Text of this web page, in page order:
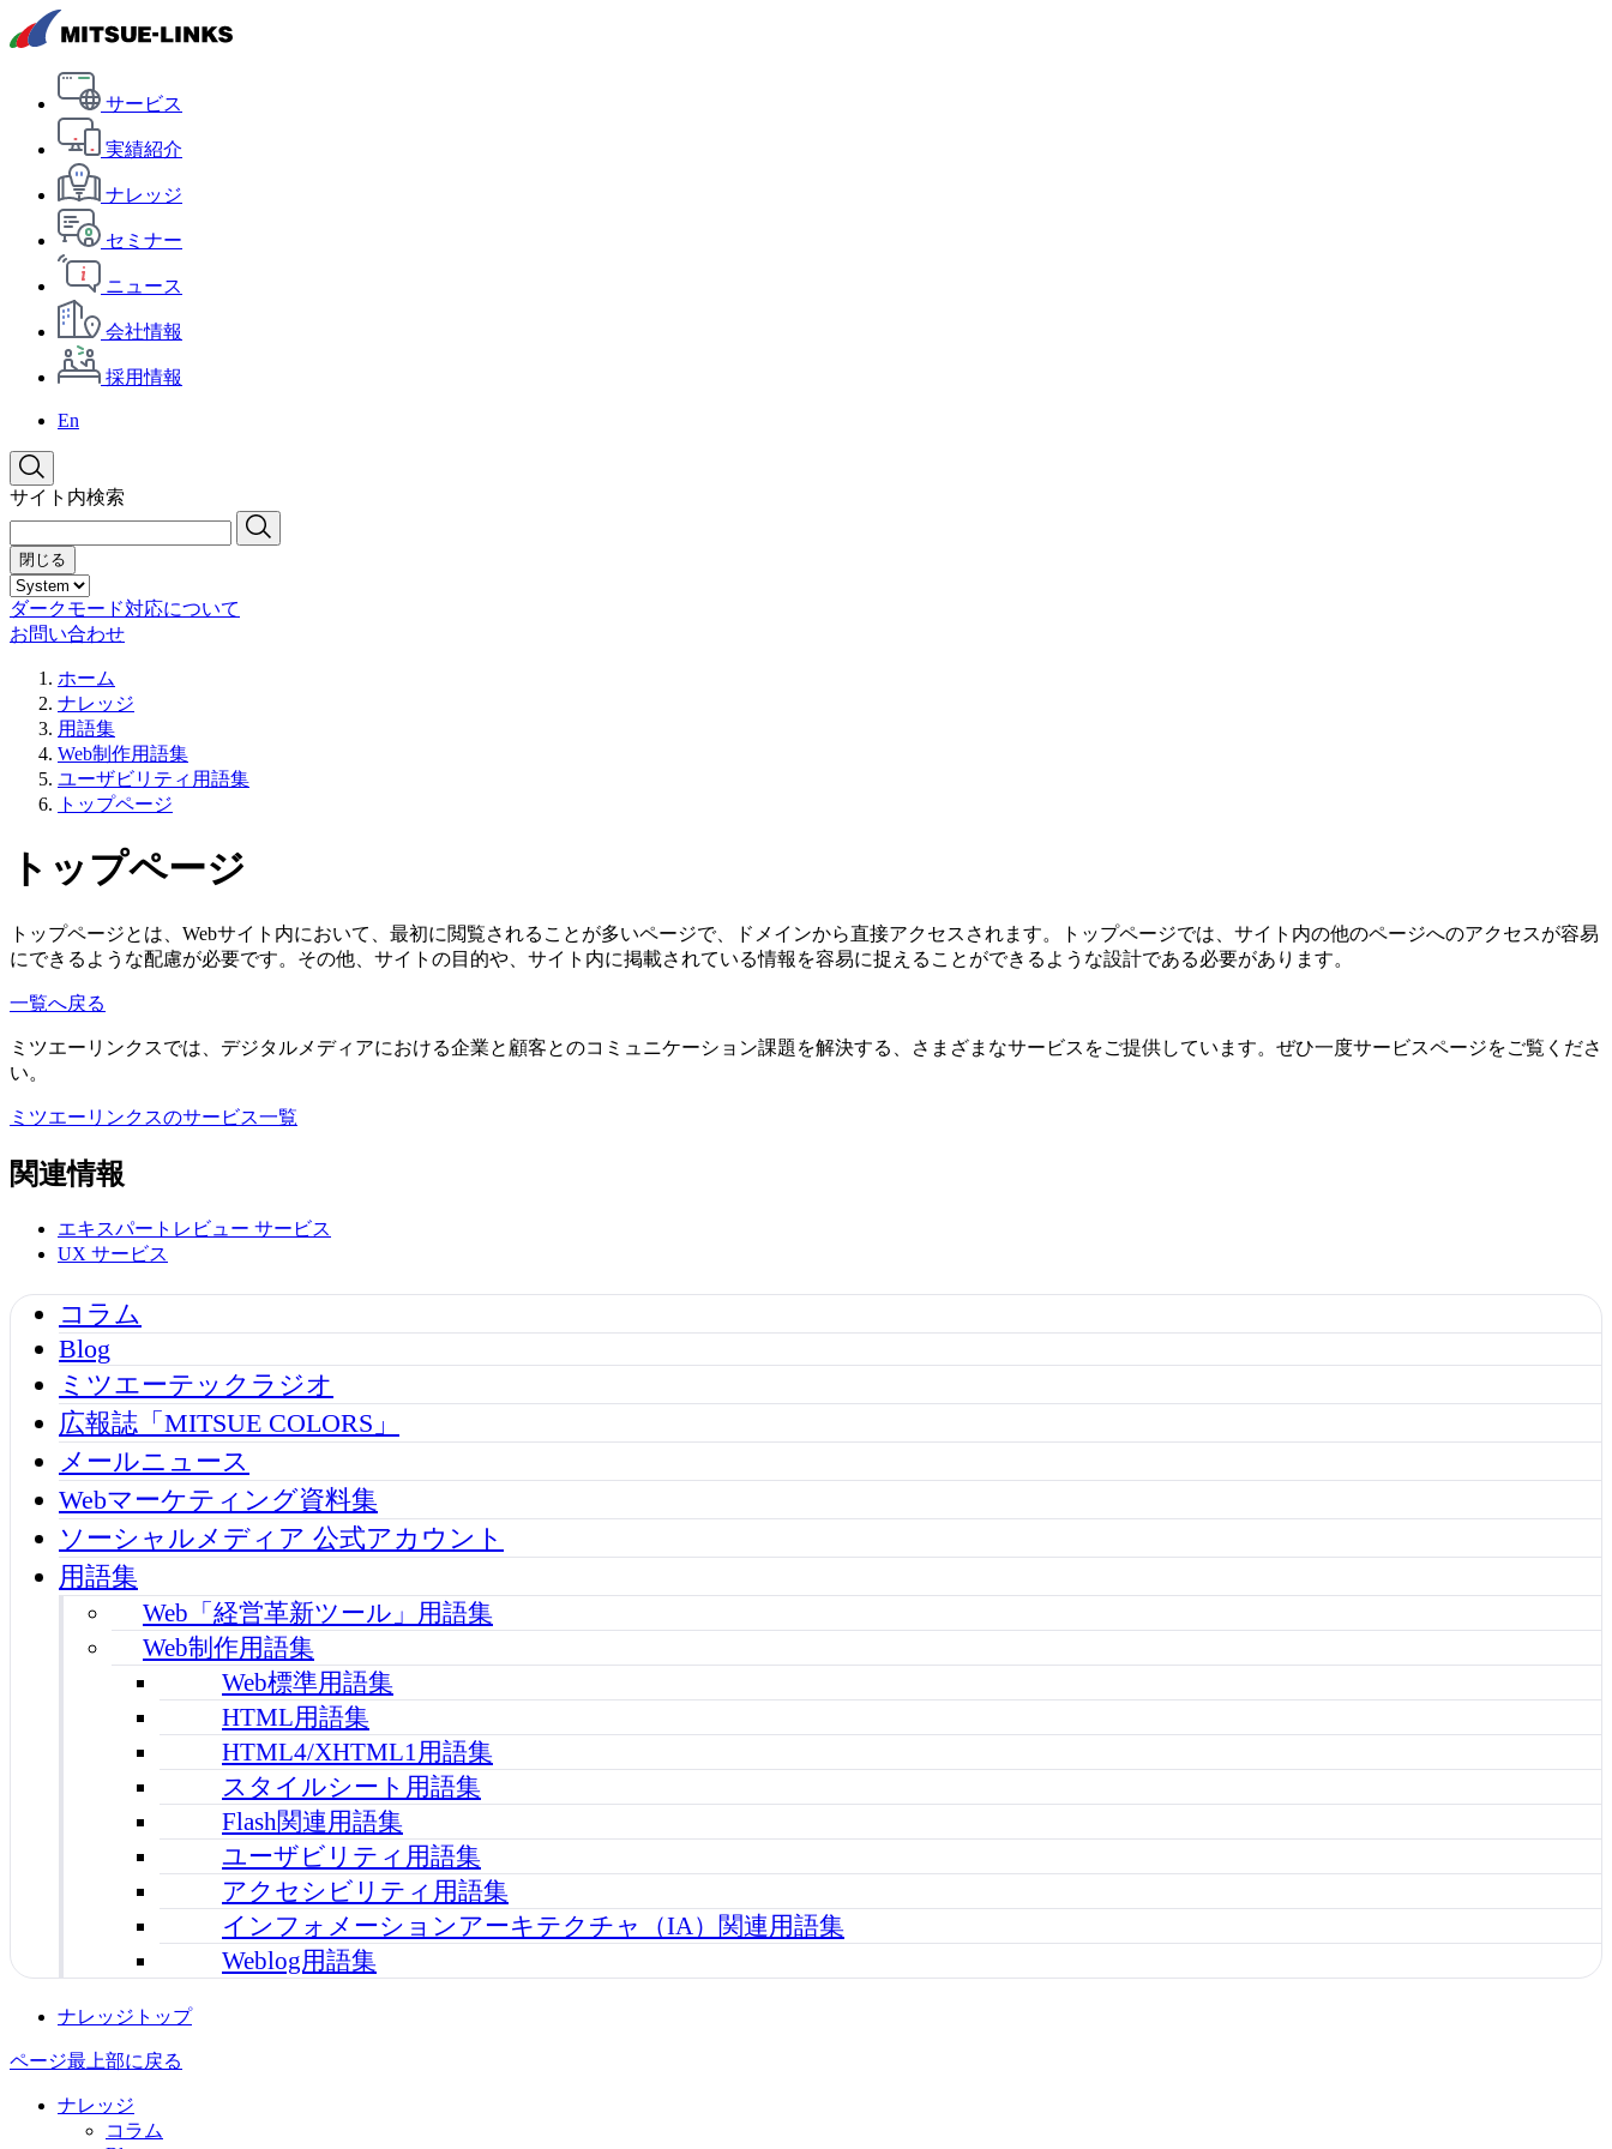
サービス
実績紹介
ナレッジ
セミナー
ニュース
会社情報
採用情報
En
サイト内検索
閉じる
ダークモード対応について
お問い合わせ
ホーム
ナレッジ
用語集
Web制作用語集
ユーザビリティ用語集
トップページ
トップページ
トップページとは、Webサイト内において、最初に閲覧されることが多いページで、ドメインから直接アクセスされます。トップページでは、サイト内の他のページへのアクセスが容易
にできるような配慮が必要です。その他、サイトの目的や、サイト内に掲載されている情報を容易に捉えることができるような設計である必要があります。
一覧へ戻る
ミツエーリンクスでは、デジタルメディアにおける企業と顧客とのコミュニケーション課題を解決する、さまざまなサービスをご提供しています。ぜひ一度サービスページをご覧くださ
い。
ミツエーリンクスのサービス一覧
関連情報
エキスパートレビュー サービス
UX サービス
コラム
Blog
ミツエーテックラジオ
広報誌「MITSUE COLORS」
メールニュース
Webマーケティング資料集
ソーシャルメディア 公式アカウント
用語集
Web「経営革新ツール」用語集
Web制作用語集
Web標準用語集
HTML用語集
HTML4/XHTML1用語集
スタイルシート用語集
Flash関連用語集
ユーザビリティ用語集
アクセシビリティ用語集
インフォメーションアーキテクチャ（IA）関連用語集
Weblog用語集
ナレッジトップ
ページ最上部に戻る
ナレッジ
コラム